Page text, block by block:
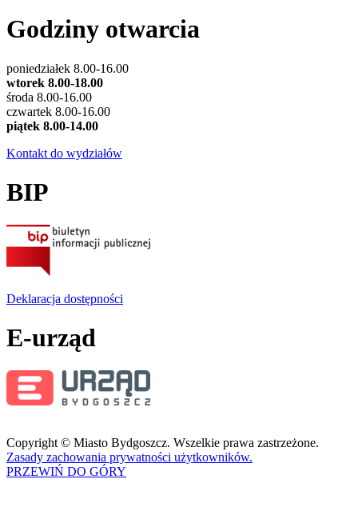
Godziny otwarcia
poniedziałek 8.00-16.00
wtorek 8.00-18.00
środa 8.00-16.00
czwartek 8.00-16.00
piątek 8.00-14.00
Kontakt do wydziałów
BIP
Deklaracja dostępności
E-urząd
Copyright © Miasto Bydgoszcz. Wszelkie prawa zastrzeżone.
Zasady zachowania prywatności użytkowników.
PRZEWIŃ DO GÓRY